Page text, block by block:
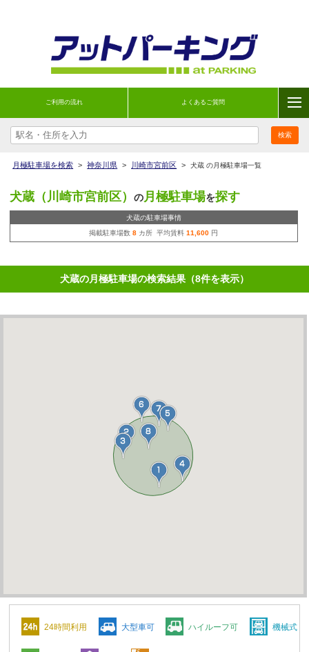
ご利用の流れ よくあるご質問
月極駐車場を検索 > 神奈川県 > 川崎市宮前区 > 犬蔵 の月極駐車場一覧
犬蔵（川崎市宮前区） の月極駐車場を探す
犬蔵の駐車場事情
掲載駐車場数8 カ所 平均賃料11,600 円
犬蔵の月極駐車場の検索結果（8件を表示）
24時間利用 大型車可 ハイルーフ可 機械式